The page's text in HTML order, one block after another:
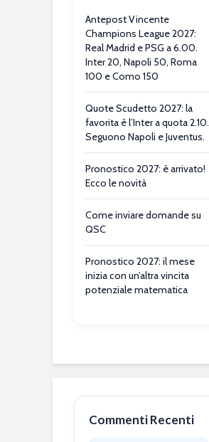
Antepost Vincente
Champions League 2027:
Real Madrid e PSG a 6.00.
Inter 20, Napoli 50, Roma
100 e Como 150
Quote Scudetto 2027: la
favorita è l’Inter a quota 2.10.
Seguono Napoli e Juventus.
Pronostico 2027: è arrivato!
Ecco le novità
Come inviare domande su
QSC
Pronostico 2027: il mese
inizia con un’altra vincita
potenziale matematica
Commenti Recenti